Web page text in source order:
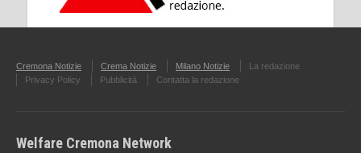
Cremona Notizie Crema Notizie Milano Notizie
La redazione
Privacy Policy
Pubblicità Contatta la redazione
Welfare Cremona Network